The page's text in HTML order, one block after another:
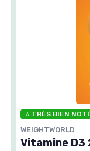
⭐ TRÈS BIEN
WEIGHTWORLD
Vitamine D3